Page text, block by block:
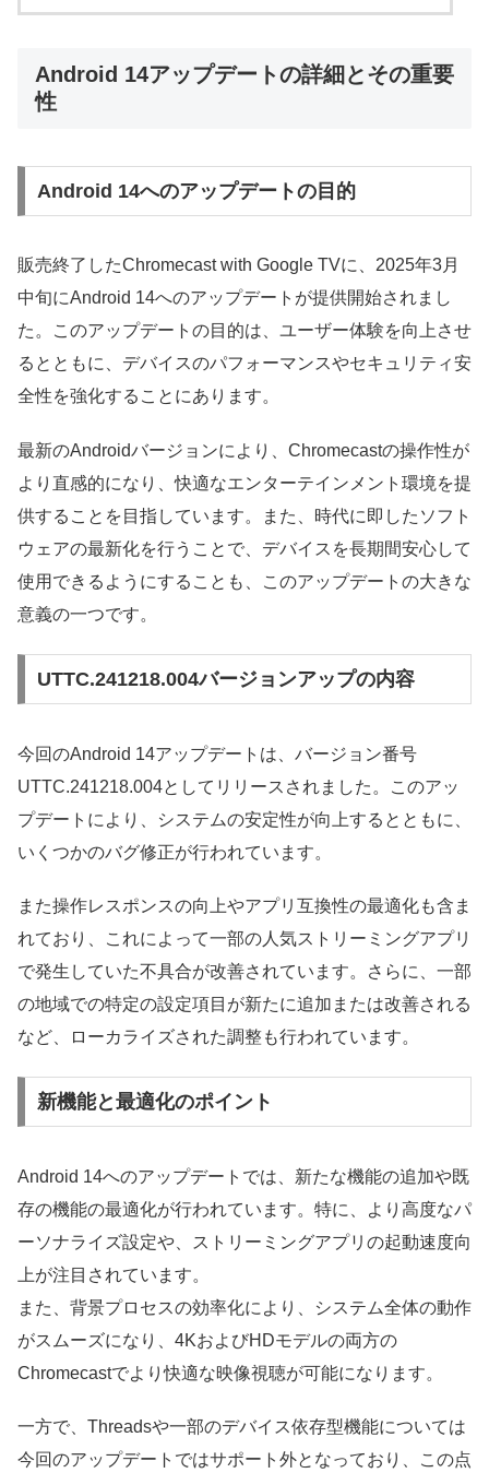
Android 14アップデートの詳細とその重要
性
Android 14へのアップデートの目的
販売終了したChromecast with Google TVに、2025年3月
中旬にAndroid 14へのアップデートが提供開始されまし
た。このアップデートの目的は、ユーザー体験を向上させ
るとともに、デバイスのパフォーマンスやセキュリティ安
全性を強化することにあります。
最新のAndroidバージョンにより、Chromecastの操作性が
より直感的になり、快適なエンターテインメント環境を提
供することを目指しています。また、時代に即したソフト
ウェアの最新化を行うことで、デバイスを長期間安心して
使用できるようにすることも、このアップデートの大きな
意義の一つです。
UTTC.241218.004バージョンアップの内容
今回のAndroid 14アップデートは、バージョン番号
UTTC.241218.004としてリリースされました。このアッ
プデートにより、システムの安定性が向上するとともに、
いくつかのバグ修正が行われています。
また操作レスポンスの向上やアプリ互換性の最適化も含ま
れており、これによって一部の人気ストリーミングアプリ
で発生していた不具合が改善されています。さらに、一部
の地域での特定の設定項目が新たに追加または改善される
など、ローカライズされた調整も行われています。
新機能と最適化のポイント
Android 14へのアップデートでは、新たな機能の追加や既
存の機能の最適化が行われています。特に、より高度なパ
ーソナライズ設定や、ストリーミングアプリの起動速度向
上が注目されています。
また、背景プロセスの効率化により、システム全体の動作
がスムーズになり、4KおよびHDモデルの両方の
Chromecastでより快適な映像視聴が可能になります。
一方で、Threadsや一部のデバイス依存型機能については
今回のアップデートではサポート外となっており、この点